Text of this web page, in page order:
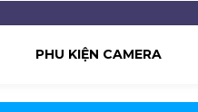
PHU KIỆN CAMERA